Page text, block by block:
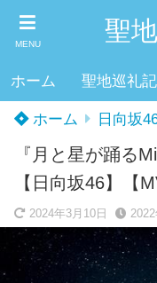
MENU 聖
ホーム 聖地巡礼
ホーム 日向坂
『月と星が踊る
【日向坂46】【
2024年3月10日 2022